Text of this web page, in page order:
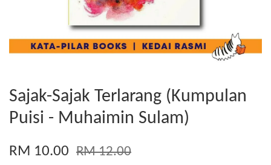
Sajak-Sajak Terlarang (Kumpulan
Puisi - Muhaimin Sulam)
RM 10.00 RM 12.00